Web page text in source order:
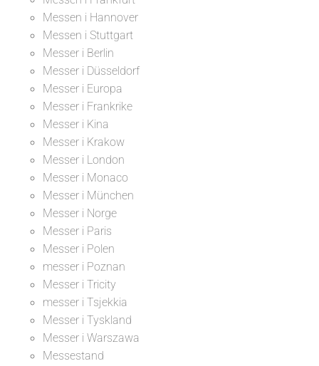
Messen i Hannover
Messen i Stuttgart
Messer i Berlin
Messer i Düsseldorf
Messer i Europa
Messer i Frankrike
Messer i Kina
Messer i Krakow
Messer i London
Messer i Monaco
Messer i München
Messer i Norge
Messer i Paris
Messer i Polen
messer i Poznan
Messer i Tricity
messer i Tsjekkia
Messer i Tyskland
Messer i Warszawa
Messestand